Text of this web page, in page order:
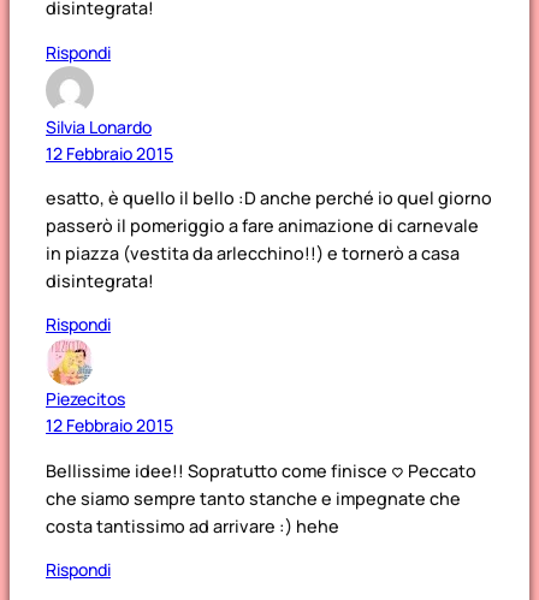
disintegrata!
Rispondi
Silvia Lonardo
12 Febbraio 2015
esatto, è quello il bello :D anche perché io quel giorno
passerò il pomeriggio a fare animazione di carnevale
in piazza (vestita da arlecchino!!) e tornerò a casa
disintegrata!
Rispondi
Piezecitos
12 Febbraio 2015
Bellissime idee!! Sopratutto come finisce <3 Peccato
che siamo sempre tanto stanche e impegnate che
costa tantissimo ad arrivare :) hehe
Rispondi